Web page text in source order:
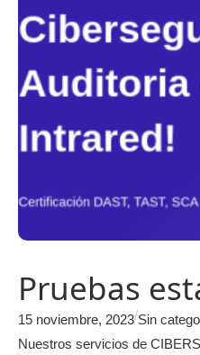
Pruebas
15 noviembre, 2023/Sin
Nuestros servicios de